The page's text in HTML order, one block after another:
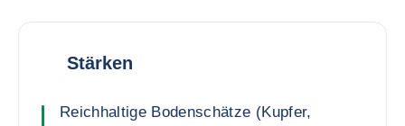
Stärken
Reichhaltige Bodenschätze (Kupfer,